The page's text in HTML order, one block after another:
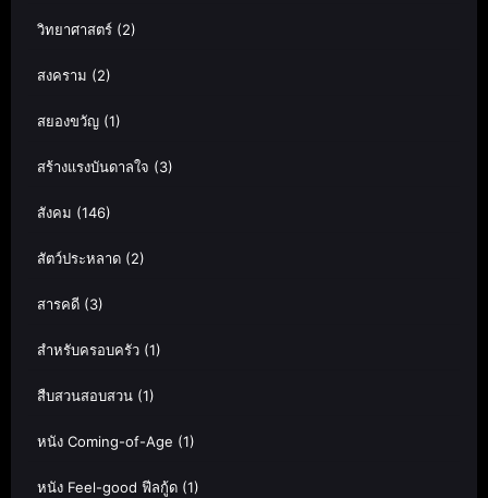
วิทยาศาสตร์ (2)
สงคราม (2)
สยองขวัญ (1)
สร้างแรงบันดาลใจ (3)
สังคม (146)
สัตว์ประหลาด (2)
สารคดี (3)
สำหรับครอบครัว (1)
สืบสวนสอบสวน (1)
หนัง Coming-of-Age (1)
หนัง Feel-good ฟีลกู้ด (1)